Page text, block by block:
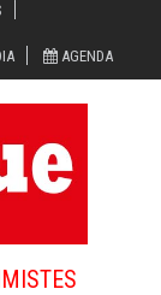
AGENDA